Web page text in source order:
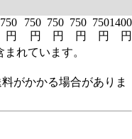
750
円
750
円
750
円
750
円
750
円
1400
円
れています。
がかかる場合がありま